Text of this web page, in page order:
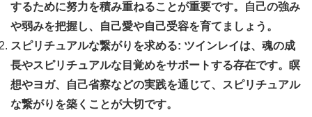
するために努力を積み重ねることが重要です。自己の強み
や弱みを把握し、自己愛や自己受容を育てましょう。
スピリチュアルな繋がりを求める: ツインレイは、魂の成
長やスピリチュアルな目覚めをサポートする存在です。瞑
想やヨガ、自己省察などの実践を通じて、スピリチュアル
な繋がりを築くことが大切です。